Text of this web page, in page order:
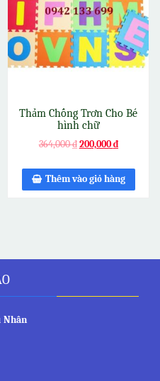
Thảm Chống Trơn Cho Bé
hình chữ
364,000₫200,000₫
Thêm vào giỏ hàng
Nhân